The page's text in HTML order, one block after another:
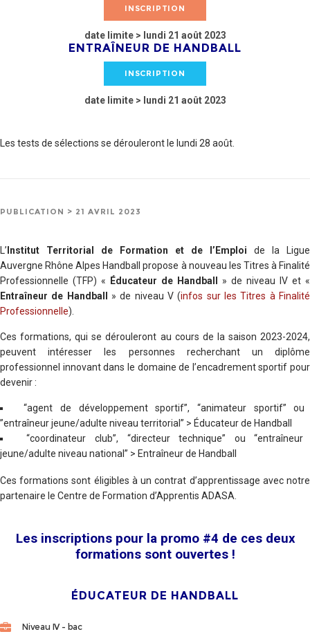
INSCRIPTION
date limite > lundi 21 août 2023
ENTRAÎNEUR DE HANDBALL
INSCRIPTION
date limite > lundi 21 août 2023
Les tests de sélections se dérouleront le lundi 28 août.
PUBLICATION > 21 AVRIL 2023
L’ Institut Territorial de Formation et de l’Emploi de la Ligue
Auvergne Rhône Alpes Handball propose à nouveau les Titres à Finalité
Professionnelle (TFP) «
Éducateur de Handball » de niveau IV et «
Entraîneur de Handball » de niveau V (infos sur les Titres à Finalité
Professionnelle).
Ces formations, qui se dérouleront au cours de la saison 2023-2024,
peuvent intéresser les personnes recherchant un diplôme
professionnel innovant dans le domaine de l’encadrement sportif pour
devenir :
“agent de développement sportif”, “animateur sportif” ou
”entraîneur jeune/adulte niveau territorial” > Éducateur de Handball
“coordinateur club”, “directeur technique” ou “entraîneur
jeune/adulte niveau national” > Entraîneur de Handball
Ces formations sont éligibles à un contrat d’apprentissage avec notre
partenaire le Centre de Formation d’Apprentis ADASA.
Les inscriptions pour la promo #4 de ces deux
formations sont ouvertes !
ÉDUCATEUR DE HANDBALL
Niveau IV - bac